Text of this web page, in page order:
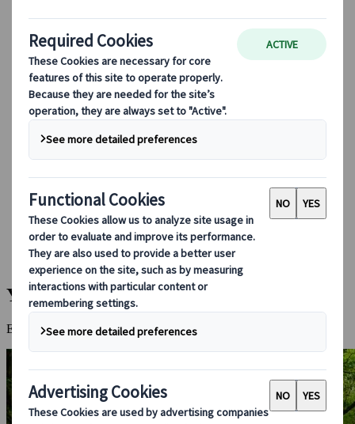
Sæsonbestemte rejsetips
Hovedattraktioner
Kulturelle indsigter
Kulinariske oplevelser
Opdag Japan i tog
Ofte stillede spørgsmål
Vigtige oplysninger
Etikette i Japan
Bilkørsel i Japan
Booking hos os
Japan Rail Pass
Indkvartering
Online rejserådgivning
Japanspecialist
Destinationer
Alle destinationer
Yakushima-øen
Yakushima-øen
En gammel skov fyldt med mystik og tusindårige træer.